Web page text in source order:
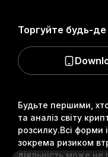
Будьте першими,
та аналіз світу
розсилку.Всі форми
зокрема ризиком
діяльність може не
Торгуйте будь-